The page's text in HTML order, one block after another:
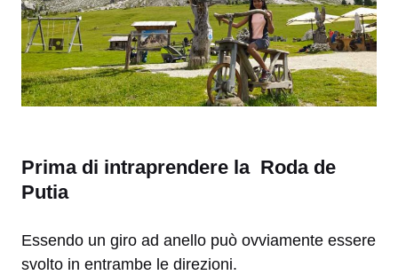
Prima di intraprendere la Roda de
Putia
Essendo un giro ad anello può ovviamente essere
svolto in entrambe le direzioni.